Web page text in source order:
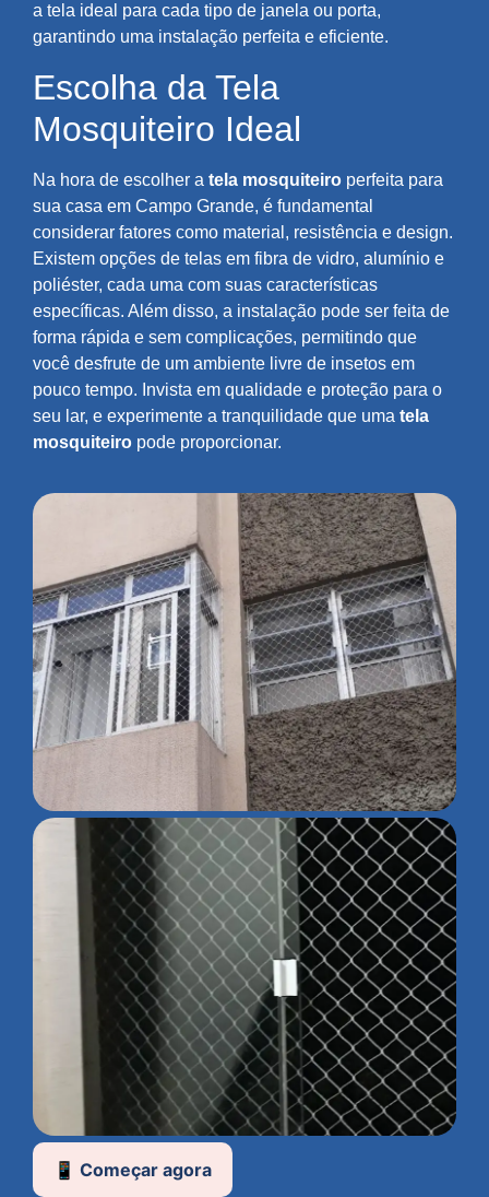
a tela ideal para cada tipo de janela ou porta,
garantindo uma instalação perfeita e eficiente.
Escolha da Tela
Mosquiteiro Ideal
Na hora de escolher a tela mosquiteiro perfeita para
sua casa em Campo Grande, é fundamental
considerar fatores como material, resistência e design.
Existem opções de telas em fibra de vidro, alumínio e
poliéster, cada uma com suas características
específicas. Além disso, a instalação pode ser feita de
forma rápida e sem complicações, permitindo que
você desfrute de um ambiente livre de insetos em
pouco tempo. Invista em qualidade e proteção para o
seu lar, e experimente a tranquilidade que uma tela
mosquiteiro pode proporcionar.
📱 Começar agora